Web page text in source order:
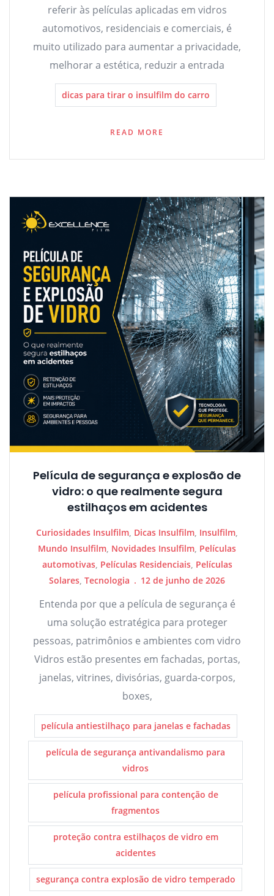
referir às películas aplicadas em vidros
automotivos, residenciais e comerciais, é
muito utilizado para aumentar a privacidade,
melhorar a estética, reduzir a entrada
dicas para tirar o insulfilm do carro
READ MORE
Película de segurança e explosão de
vidro: o que realmente segura
estilhaços em acidentes
Curiosidades Insulfilm Dicas Insulfilm Insulfilm
Mundo Insulfilm Novidades Insulfilm Películas
automotivas, Películas Residenciais, Películas
Solares Tecnologia 12 de junho de 2026
Entenda por que a película de segurança é
uma solução estratégica para proteger
pessoas, patrimônios e ambientes com vidro
Vidros estão presentes em fachadas, portas,
janelas, vitrines, divisórias, guarda-corpos,
boxes,
película antiestilhaço para janelas e fachadas
película de segurança antivandalismo para
vidros
película profissional para contenção de
fragmentos
proteção contra estilhaços de vidro em
acidentes
segurança contra explosão de vidro temperado